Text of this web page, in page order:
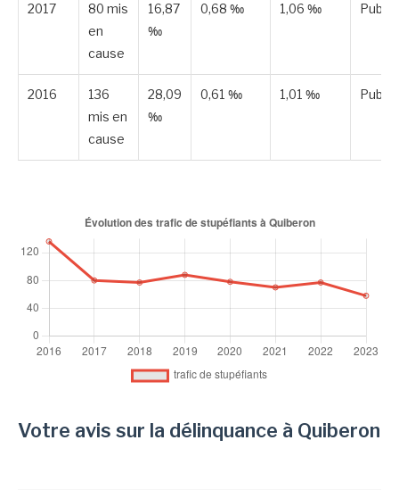
2017
80 mis
en
cause
16,87
‰
0,68 ‰ 1,06 ‰
2016
136
mis en
cause
28,09
‰
0,61 ‰ 1,01 ‰
Votre avis sur la délinquance à Quiberon